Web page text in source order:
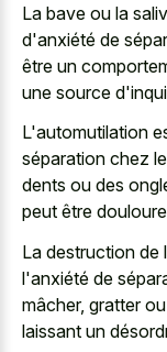
La bave ou la
d'anxiété de
être un
une source
L'automutilation
séparation chez
dents ou des
peut être
La destruction de
l'anxiété de
mâcher, gratter
laissant un